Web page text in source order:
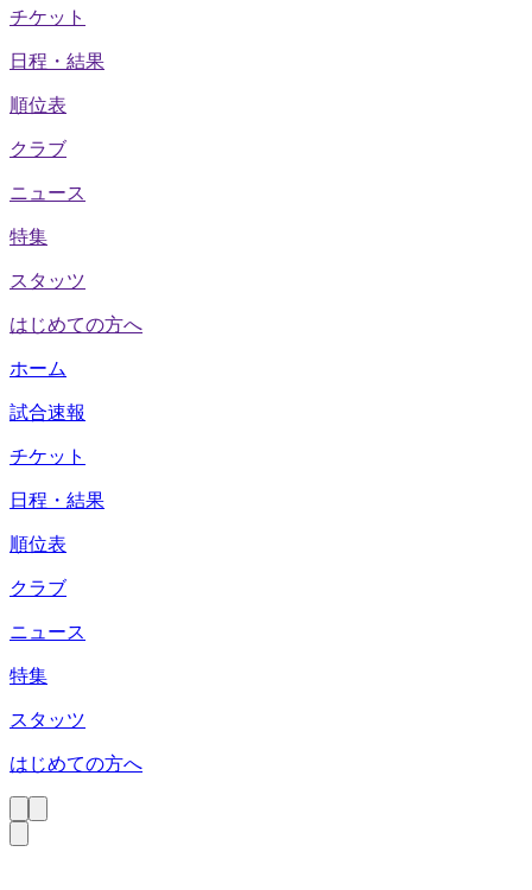
チケット
日程・結果
順位表
クラブ
ニュース
特集
スタッツ
はじめての方へ
ホーム
試合速報
チケット
日程・結果
順位表
クラブ
ニュース
特集
スタッツ
はじめての方へ